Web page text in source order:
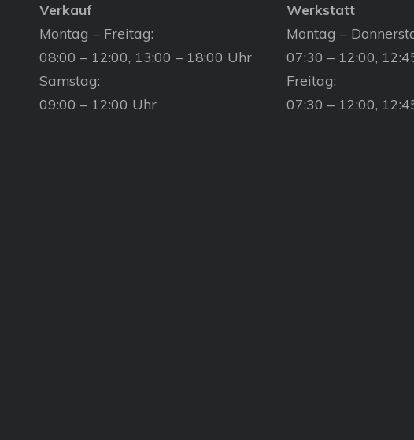
Verkauf
Montag – Freitag:
08:00 – 12:00, 13:00 – 18:00 Uhr
Samstag:
09:00 – 12:00 Uhr
Werkstatt
Montag –
07:30 – 12:00,
Freitag:
07:30 – 12:00,